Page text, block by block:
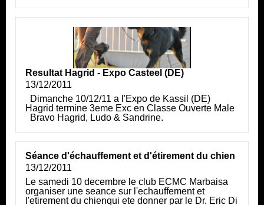
Resultat Hagrid - Expo Casteel (DE)
13/12/2011
Dimanche 10/12/11 a l'Expo de Kassil (DE)
Hagrid termine 3eme Exc en Classe Ouverte Male
Bravo Hagrid, Ludo & Sandrine.
Séance d'échauffement et d'étirement du chien
13/12/2011
Le samedi 10 decembre le club ECMC Marbaisa
organiser une seance sur l'echauffement et
l'etirement du chienqui ete donner par le Dr. Eric Di